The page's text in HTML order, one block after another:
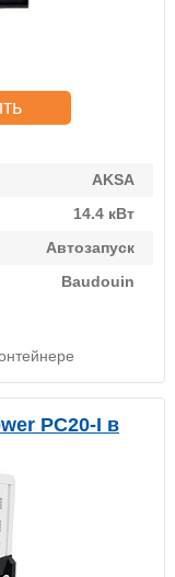
AKSA
14.4 кВт
Автозапуск
Baudouin
PC20-I в